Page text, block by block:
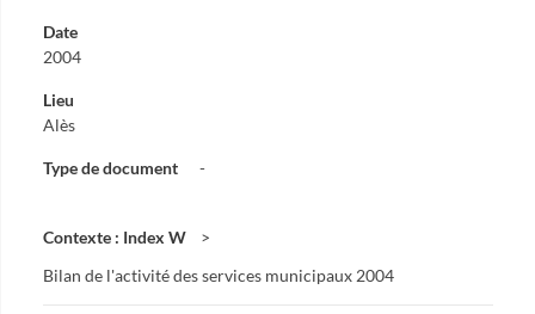
Date
2004
Lieu
Alès
Type de document -
Contexte : Index W
Bilan de l'activité des services municipaux 2004